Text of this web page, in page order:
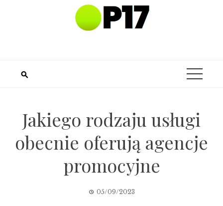
Jakiego rodzaju usługi
obecnie oferują agencje
promocyjne
05/09/2023